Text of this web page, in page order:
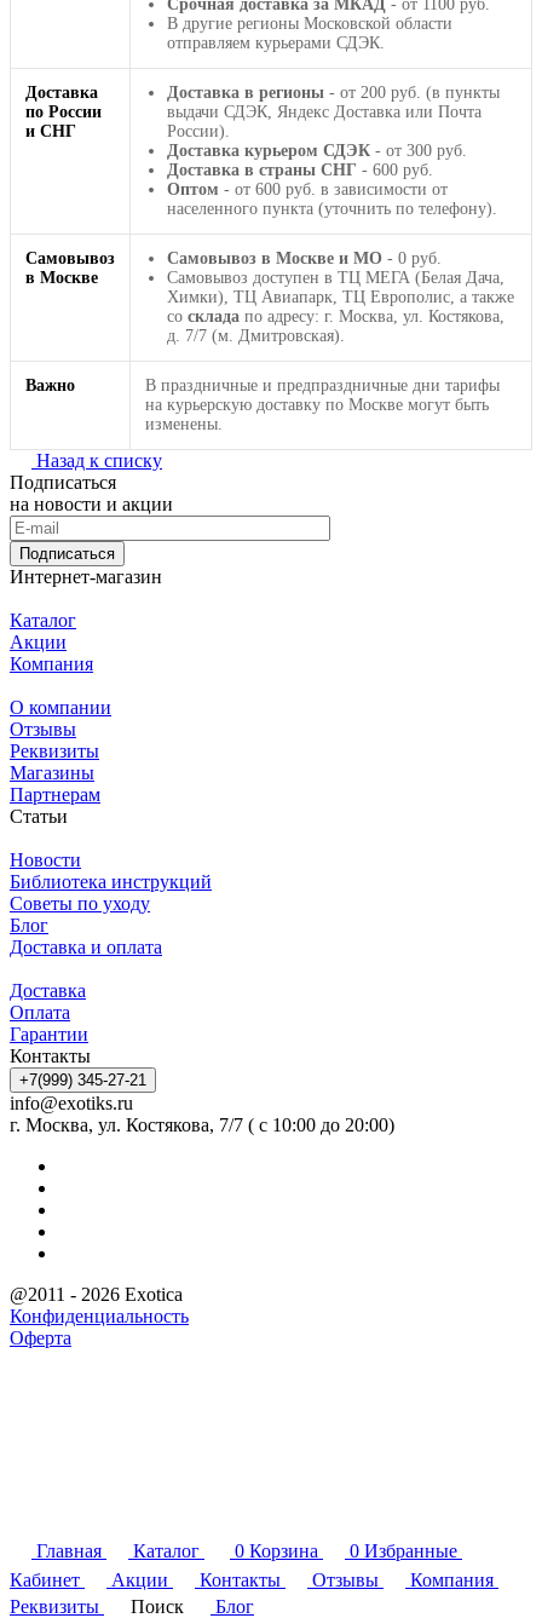
Срочная доставка за МКАД - от 1100 руб.
В другие регионы Московской области
отправляем курьерами СДЭК.
Доставка
по России
и СНГ
Доставка в регионы - от 200 руб. (в пункты
выдачи СДЭК, Яндекс Доставка или Почта
России).
Доставка курьером СДЭК - от 300 руб.
Доставка в страны СНГ - 600 руб.
Оптом - от 600 руб. в зависимости от
населенного пункта (уточнить по телефону).
Самовывоз
в Москве
Самовывоз в Москве и МО - 0 руб.
Самовывоз доступен в ТЦ МЕГА (Белая Дача,
Химки), ТЦ Авиапарк, ТЦ Европолис, а также
со склада по адресу: г. Москва, ул. Костякова,
д. 7/7 (м. Дмитровская).
Важно
В праздничные и предпраздничные дни тарифы
на курьерскую доставку по Москве могут быть
изменены.
Назад к списку
Подписаться
на новости и акции
Подписаться
Интернет-магазин
Каталог
Акции
Компания
О компании
Отзывы
Реквизиты
Магазины
Партнерам
Статьи
Новости
Библиотека инструкций
Советы по уходу
Блог
Доставка и оплата
Доставка
Оплата
Гарантии
Контакты
+7(999) 345-27-21
info@exotiks.ru
г. Москва, ул. Костякова, 7/7 ( с 10:00 до 20:00)
@2011 - 2026 Exotica
Конфиденциальность
Оферта
Главная Каталог 0 Корзина 0 Избранные
Кабинет
Акции Контакты Отзывы
Компания
Реквизиты
Поиск Блог